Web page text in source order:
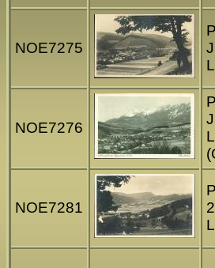
NOE7275
NOE7276
NOE7281